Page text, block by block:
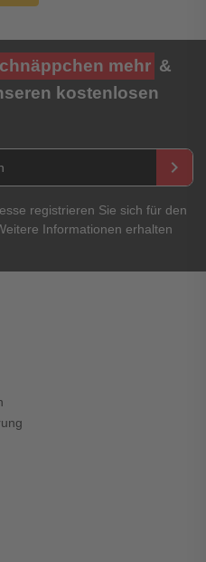
mehr &
kostenlosen
keyboard_arrow_right
registrieren Sie sich für den
Informationen erhalten